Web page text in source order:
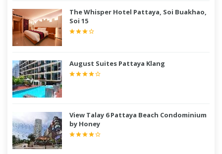
The Whisper Hotel Pattaya, Soi Buakhao,
Soi 15
August Suites Pattaya Klang
View Talay 6 Pattaya Beach Condominium
by Honey